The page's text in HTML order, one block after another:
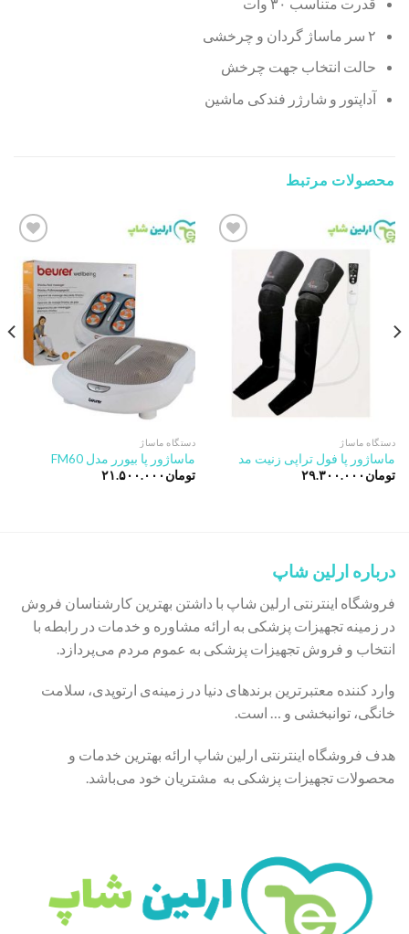
۲ سر ماساژ گردان و چرخشی
حالت انتخاب جهت چرخش
آداپتور و شارژر فندکی ماشین
محصولات مرتبط
دستگاه ماساژ
ماساژور پا فول تراپی زنیت مد
تومان ۲۹.۳۰۰.۰۰۰
Add to
wishlist
دستگاه ماساژ
ماساژور پا بیورر مدل FM60
تومان ۲۱.۵۰۰.۰۰۰
درباره ارلین شاپ
فروشگاه اینترنتی ارلین شاپ با داشتن بهترین کارشناسان فروش
در زمینه تجهیزات پزشکی به ارائه مشاوره و خدمات در رابطه با
انتخاب و فروش تجهیزات پزشکی به عموم مردم می‌پردازد.
وارد کننده معتبرترین برندهای دنیا در زمینه‌ی ارتوپدی، سلامت
خانگی، توانبخشی و … است.
هدف فروشگاه اینترنتی ارلین شاپ ارائه بهترین خدمات و
محصولات تجهیزات پزشکی به مشتریان خود می‌باشد.